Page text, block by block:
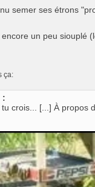
semer ses étrons
un peu siouplé
ça:
:
crois... [...] À propos